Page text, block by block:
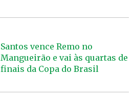
Santos vence Remo no
Mangueirão e vai às quartas de
finais da Copa do Brasil